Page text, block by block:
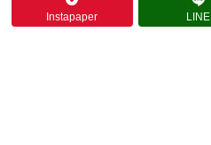
Instapaper LINE